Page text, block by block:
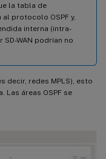
la tabla de
al protocolo OSPF y,
interna (intra-
WAN podrían no
decir, redes MPLS), esto
Las áreas OSPF se